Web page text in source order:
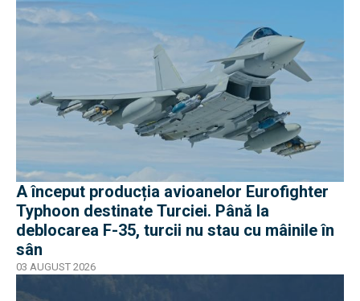
A început producția avioanelor Eurofighter
Typhoon destinate Turciei. Până la
deblocarea F-35, turcii nu stau cu mâinile în
sân
03 AUGUST 2026